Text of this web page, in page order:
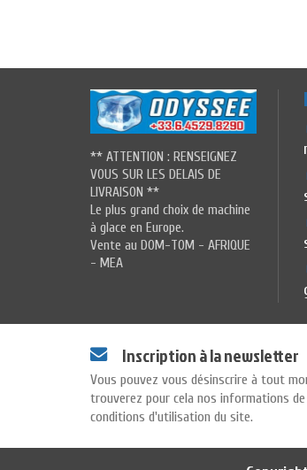
** ATTENTION : RENSEIGNEZ
VOUS SUR LES DELAIS DE
LIVRAISON **
Le plus grand choix de machine
à glace en Europe.
Vente au DOM-TOM - AFRIQUE
- MEA
Inscription à la newsletter
Vous pouvez vous désinscrire à tout
trouverez pour cela nos informations
conditions d'utilisation du site.